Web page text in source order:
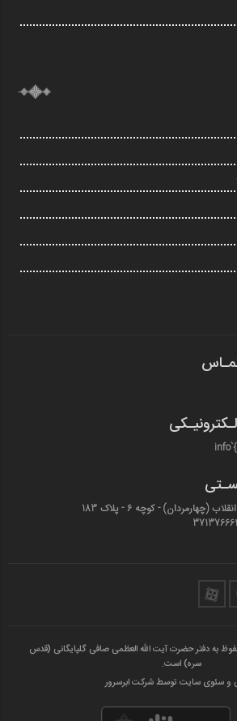
قم - خیابان انقلاب (چهارمردان)‌ - کوچه 6 - پلاک 183
به دفتر حضرت آیت الله العظمی صافی گلپایگانی (قدس
سره) است.
و سئوی سایت توسط شرکت ابرسرور